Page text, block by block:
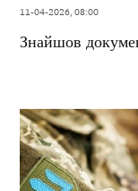
11-04-2026, 08:00
Знайшов